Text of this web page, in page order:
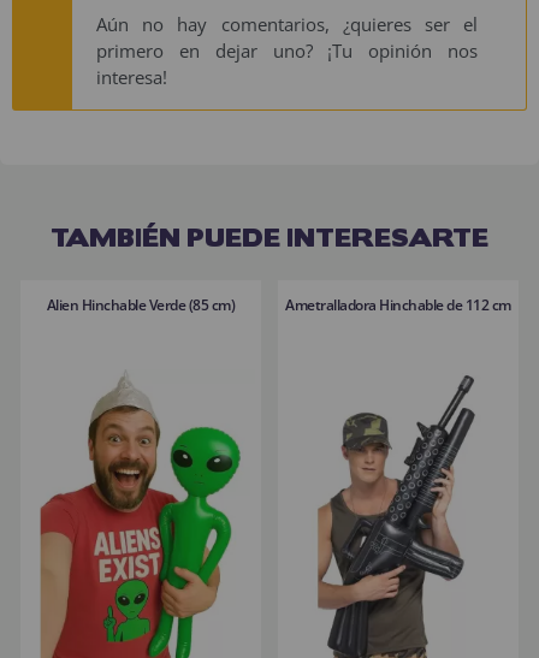
Aún no hay comentarios, ¿quieres ser el
primero en dejar uno? ¡Tu opinión nos
interesa!
TAMBIÉN PUEDE INTERESARTE
Alien Hinchable Verde (85 cm) Ametralladora Hinchable de 112 cm